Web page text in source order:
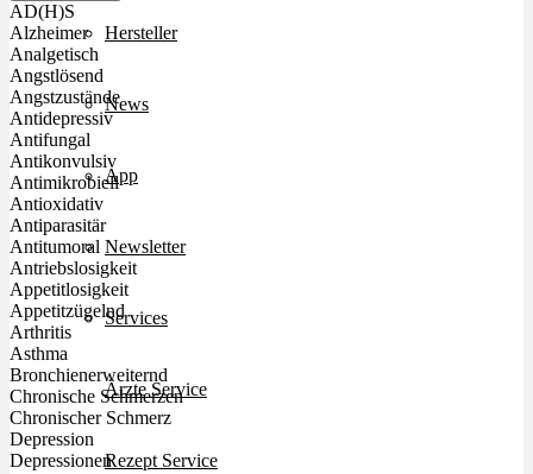
Hersteller
News
App
Newsletter
Services
Ärzte Service
Rezept Service
AD(H)S
Alzheimer
Analgetisch
Angstlösend
Angstzustände
Antidepressiv
Antifungal
Antikonvulsiv
Antimikrobiell
Antioxidativ
Antiparasitär
Antitumoral
Antriebslosigkeit
Appetitlosigkeit
Appetitzügelnd
Arthritis
Asthma
Bronchienerweiternd
Chronische Schmerzen
Chronischer Schmerz
Depression
Depressionen